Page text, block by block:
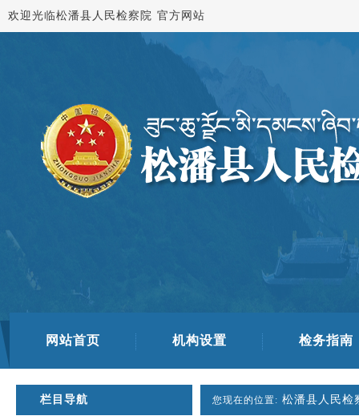
欢迎光临松潘县人民检察院 官方网站
网站首页 机构设置 检务指南
栏目导航 您现在的位置: 松潘县人民